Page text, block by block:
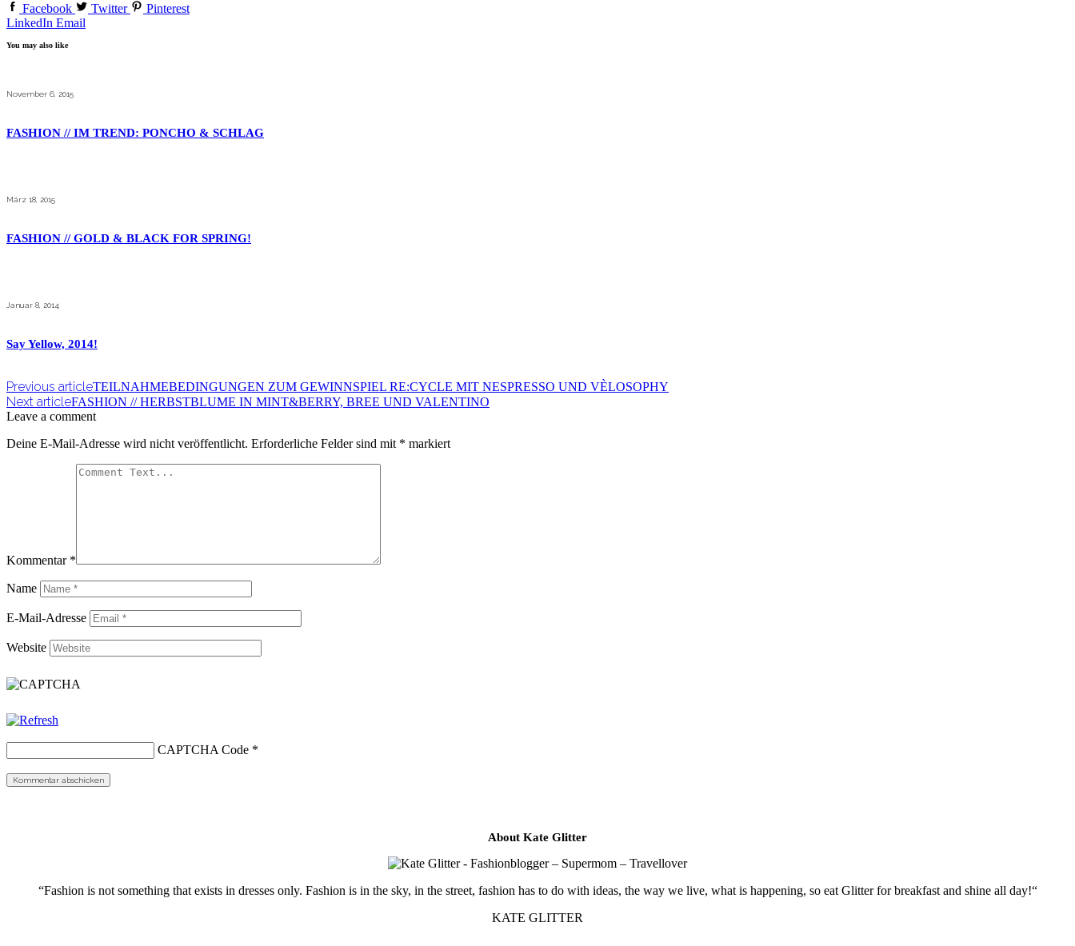
Facebook
Twitter
Pinterest
LinkedIn Email
You may also like
November 6, 2015
FASHION // IM TREND: PONCHO & SCHLAG
März 18, 2015
FASHION // GOLD & BLACK FOR SPRING!
Januar 8, 2014
Say Yellow, 2014!
Previous articleTEILNAHMEBEDINGUNGEN ZUM GEWINNSPIEL RE:CYCLE MIT NESPRESSO UND VÈLOSOPHY
Next articleFASHION // HERBSTBLUME IN MINT&BERRY, BREE UND VALENTINO
Leave a comment
Deine E-Mail-Adresse wird nicht veröffentlicht. Erforderliche Felder sind mit * markiert
Kommentar *
Name
E-Mail-Adresse
Website
CAPTCHA Code *
About Kate Glitter
“Fashion is not something that exists in dresses only. Fashion is in the sky, in the street, fashion has to do with ideas, the way we live, what is happening, so eat Glitter for breakfast and shine all day!“
KATE GLITTER